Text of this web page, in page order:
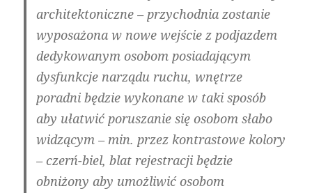
architektoniczne – przychodnia zostanie
wyposażona w nowe wejście z podjazdem
dedykowanym osobom posiadającym
dysfunkcje narządu ruchu, wnętrze
poradni będzie wykonane w taki sposób
aby ułatwić poruszanie się osobom słabo
widzącym – min. przez kontrastowe kolory
– czerń-biel, blat rejestracji będzie
obniżony aby umożliwić osobom